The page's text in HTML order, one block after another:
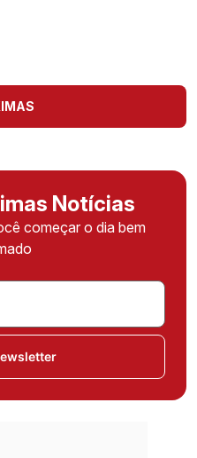
Notícias
começar o dia bem